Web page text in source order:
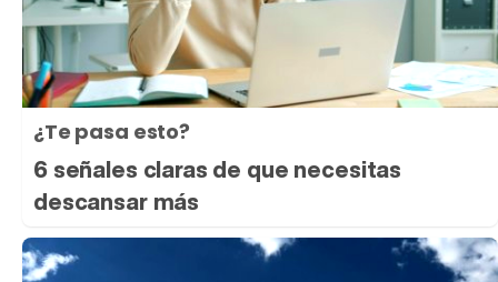
¿Te pasa esto?
6 señales claras de que necesitas
descansar más